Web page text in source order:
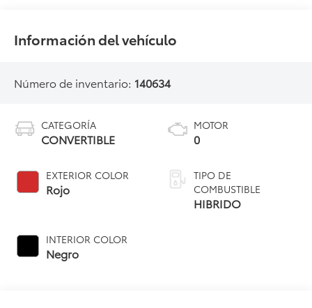
Información del vehículo
Número de inventario: 140634
CATEGORÍA
CONVERTIBLE
EXTERIOR COLOR
Rojo
INTERIOR COLOR
Negro
MOTOR
0
TIPO DE
COMBUSTIBLE
HIBRIDO